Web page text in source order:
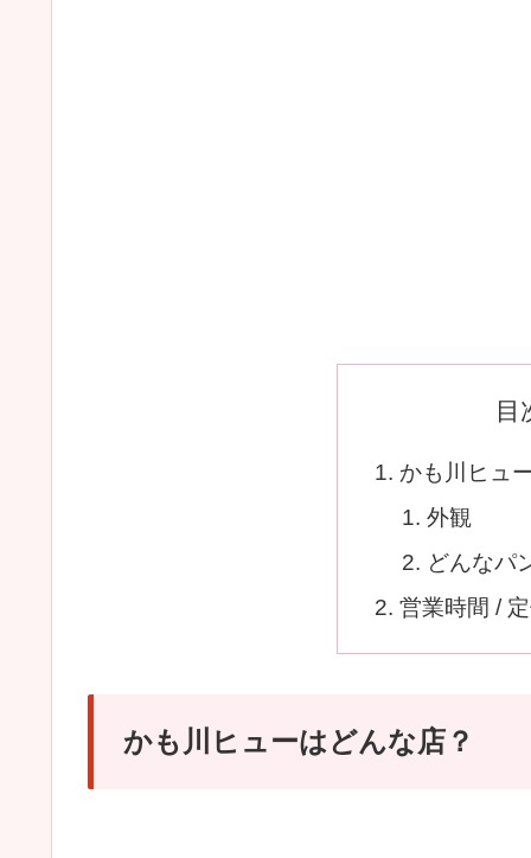
目
かも川ヒュ
外観
どんなパ
営業時間 /
かも川ヒューはどんな店？